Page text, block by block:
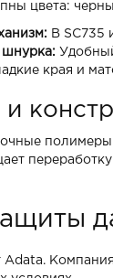
цвета:
В SC735
шнурка:
края и